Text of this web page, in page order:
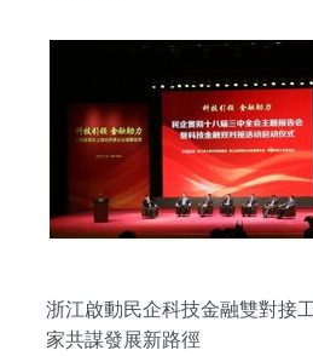
浙江啟動民企科技金融雙對接
家共謀發展新路徑